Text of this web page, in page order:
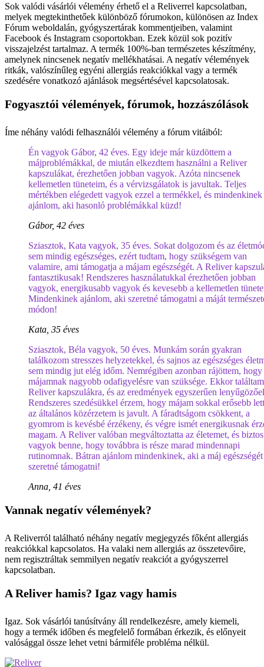
Sok valódi vásárlói vélemény érhető el a Reliverrel kapcsolatban,
melyek megtekinthetőek különböző fórumokon, különösen az Index
Fórum weboldalán, gyógyszertárak kommentjeiben, valamint
Facebook és Instagram csoportokban. Ezek közül sok pozitív
visszajelzést tartalmaz. A termék 100%-ban természetes készítmény,
amelynek nincsenek negatív mellékhatásai. A negatív vélemények
ritkák, valószínűleg egyéni allergiás reakciókkal vagy a termék
szedésére vonatkozó ajánlások megsértésével kapcsolatosak.
Fogyasztói vélemények, fórumok, hozzászólások
Íme néhány valódi felhasználói vélemény a fórum vitáiból:
Én vagyok Gábor, 42 éves. Egy ideje már küzdöttem a
májproblémákkal, de miután elkezdtem használni a Reliver
kapszulákat, érezhetően jobban vagyok. Azóta nincsenek
kellemetlen tüneteim, és a vérvizsgálatok is javultak. Teljes
mértékben elégedett vagyok ezzel a termékkel, és mindenkinek
ajánlom, aki hasonló problémákkal küzd!
Gábor, 42 éves
Sziasztok, Kata vagyok, 35 éves. Sokat dolgozom és az
sem mindig egészséges, ezért tudtam, hogy szükségem van
valamire, ami támogatja a májam egészségét. A Reliver
fantasztikusak! Rendszeres használatukkal érezhetően jobban
vagyok, energikusabb vagyok és kevesebb a kellemetlen
Mindenkinek ajánlom, aki szeretné támogatni a máját
módon!
Kata, 35 éves
Sziasztok, Béla vagyok, 50 éves. Munkám során gyakran
találkozom stresszes helyzetekkel, és sajnos az egészséges
sem mindig jut elég időm. Nemrégiben azonban rájöttem, hogy
májamnak nagyobb odafigyelésre van szüksége. Ekkor
Reliver kapszulákra, és az eredmények egyszerűen
Rendszeres szedésükkel érzem, hogy májam sokkal erősebb
az általános közérzetem is javult. A fáradtságom csökkent, a
gyomrom is kevésbé érzékeny, és végre ismét energikusnak
magam. A Reliver valóban megváltoztatta az életemet, és biztos
vagyok benne, hogy továbbra is része marad mindennapi
rutinomnak. Bátran ajánlom mindenkinek, aki a máj egészségét
szeretné támogatni!
Anna, 41 éves
Vannak negatív vélemények?
A Reliverról található néhány negatív megjegyzés főként allergiás
reakciókkal kapcsolatos. Ha valaki nem allergiás az összetevőire,
nem regisztráltak semmilyen negatív reakciót a gyógyszerrel
kapcsolatban.
A Reliver hamis? Igaz vagy hamis
Igaz. Sok vásárlói tanúsítvány áll rendelkezésre, amely kiemeli,
hogy a termék időben és megfelelő formában érkezik, és előnyeit
valósággal össze lehet vetni bármiféle probléma nélkül.